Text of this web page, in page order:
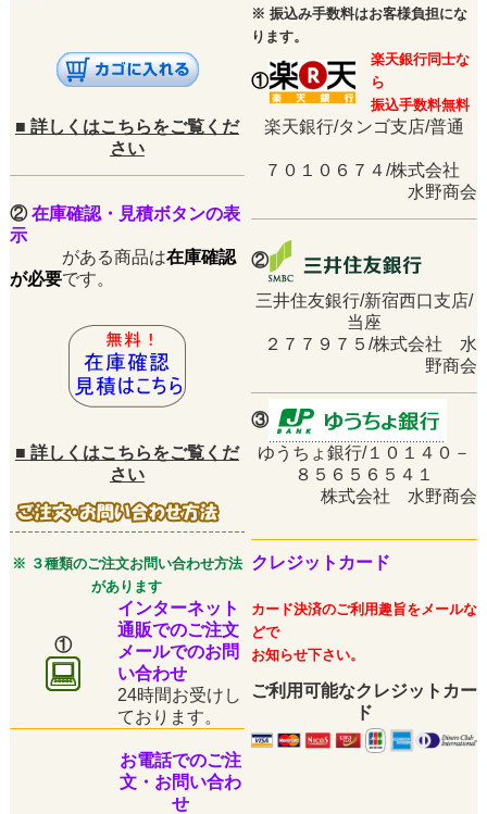
※ 振込み手数料はお客様負担にな
ります。
①
楽天銀行同士な
ら
振込手数料無料
■ 詳しくはこちらをご覧くだ
さい
楽天銀行/タンゴ支店/普通
７０１０６７４/株式会社
水野商会
②在庫確認・見積ボタンの表
示
がある商品は在庫確認
が必要です。
②
三井住友銀行/新宿西口支店/
当座
２７７９７５/株式会社 水
野商会
③
■ 詳しくはこちらをご覧くだ
さい
ゆうちょ銀行/１０１４０－
８５６５６５４１
株式会社 水野商会
※ ３種類のご注文お問い合わせ方法
があります
クレジットカード
①
インターネット
通販でのご注文
メールでのお問
い合わせ
24時間お受けし
ております。
カード決済のご利用趣旨をメールな
どで
お知らせ下さい。
ご利用可能なクレジットカー
ド
お電話でのご注
文・お問い合わ
せ